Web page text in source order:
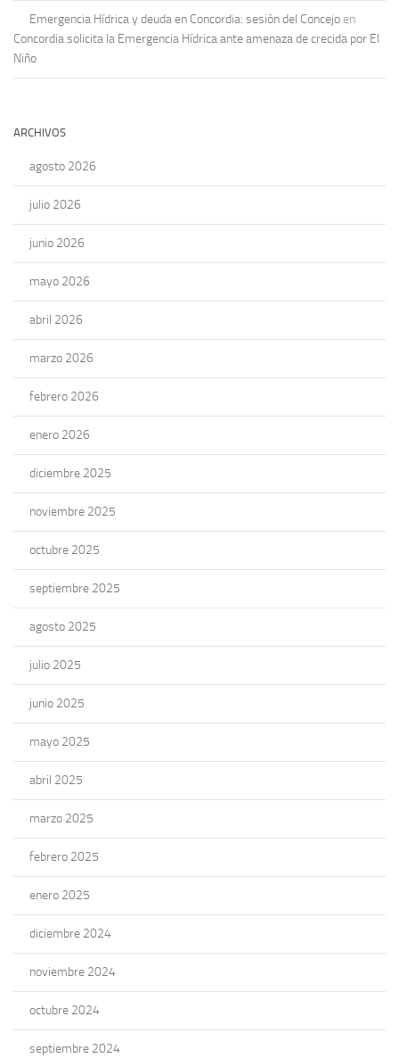
Emergencia Hídrica y deuda en Concordia: sesión del Concejo en
Concordia solicita la Emergencia Hídrica ante amenaza de crecida por El
Niño
ARCHIVOS
agosto 2026
julio 2026
junio 2026
mayo 2026
abril 2026
marzo 2026
febrero 2026
enero 2026
diciembre 2025
noviembre 2025
octubre 2025
septiembre 2025
agosto 2025
julio 2025
junio 2025
mayo 2025
abril 2025
marzo 2025
febrero 2025
enero 2025
diciembre 2024
noviembre 2024
octubre 2024
septiembre 2024